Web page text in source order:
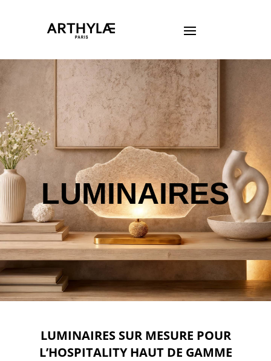
LUMINAIRES
LUMINAIRES SUR MESURE POUR
L’HOSPITALITY HAUT DE GAMME